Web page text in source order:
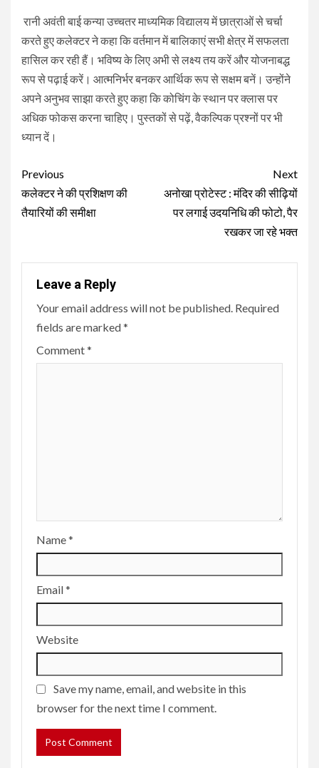
रानी अवंती बाई कन्या उच्चतर माध्यमिक विद्यालय में छात्राओं से चर्चा
करते हुए कलेक्टर ने कहा कि वर्तमान में बालिकाएं सभी क्षेत्र में सफलता
हासिल कर रही हैं। भविष्य के लिए अभी से लक्ष्य तय करें और योजनाबद्ध
रूप से पढ़ाई करें। आत्मनिर्भर बनकर आर्थिक रूप से सक्षम बनें। उन्होंने
अपने अनुभव साझा करते हुए कहा कि कोचिंग के स्थान पर क्लास पर
अधिक फोकस करना चाहिए। पुस्तकों से पढ़ें, वैकल्पिक प्रश्नों पर भी
ध्यान दें।
Continue
Reading
Previous
कलेक्टर ने की प्रशिक्षण की
तैयारियों की समीक्षा
Next
अनोखा प्रोटेस्ट : मंदिर की सीढ़ियों
पर लगाई उदयनिधि की फोटो, पैर
रखकर जा रहे भक्त
Leave a Reply
Your email address will not be published. Required
fields are marked*
Comment*
Name*
Email*
Website
Save my name, email, and website in this
browser for the next time I comment.